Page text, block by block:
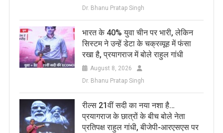
Dr. Bhanu Pratap Singh
भारत के 40% युवा चीन पर भारी, लेकिन
सिस्टम ने उन्हें डेटा के चक्रव्यूह में फंसा
रखा है, प्रयागराज में बोले राहुल गांधी
August 8, 2026
Dr. Bhanu Pratap Singh
रील्स 21वीं सदी का नया नशा है…
प्रयागराज के छात्रों के बीच बोले नेता
प्रतिपक्ष राहुल गांधी, बीजेपी-आरएसएस पर